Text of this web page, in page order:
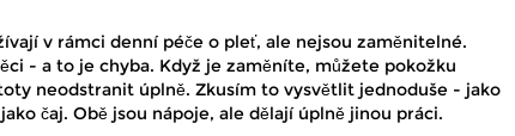
v rámci denní péče o pleť, ale nejsou zaměnitelné.
- a to je chyba. Když je zaměníte, můžete pokožku
neodstranit úplně. Zkusím to vysvětlit jednoduše - jako
čaj. Obě jsou nápoje, ale dělají úplně jinou práci.